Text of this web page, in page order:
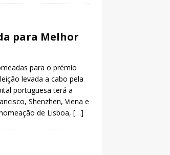
para Melhor
para o prémio
levada a cabo pela
portuguesa terá a
Shenzhen, Viena e
de Lisboa, […]